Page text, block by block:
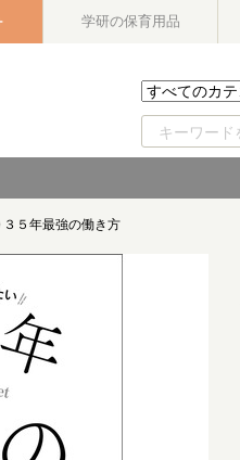
学研の保育用品
５年最強の働き方